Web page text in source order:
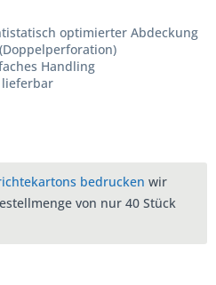
optimierter Abdeckung
Handling
bedrucken wir
von nur 40 Stück